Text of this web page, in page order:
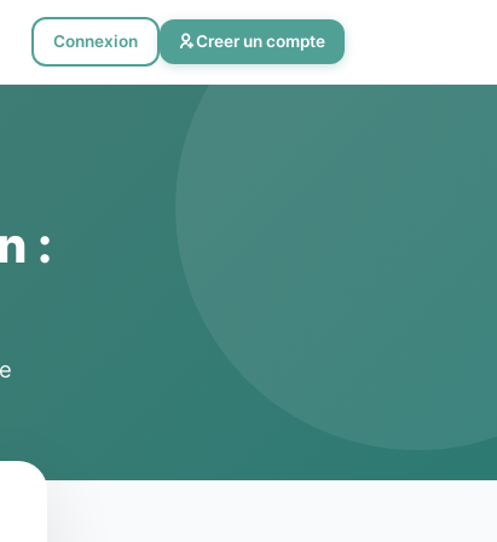
Connexion Creer un compte
: